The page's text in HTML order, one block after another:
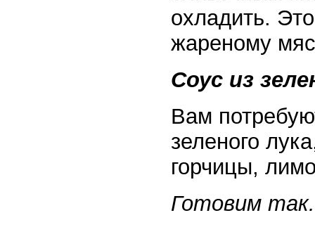
охладить.
жареному
Соус из
Вам
зеленого
горчицы,
Готовим так.